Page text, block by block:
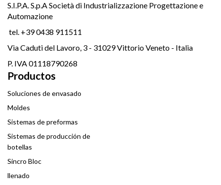
S.I.P.A. S.p.A Società di Industrializzazione Progettazione e
Automazione
tel. +39 0438 911511
Via Caduti del Lavoro, 3 - 31029 Vittorio Veneto - Italia
P. IVA 01118790268
Productos
Soluciones de envasado
Moldes
Sistemas de preformas
Sistemas de producción de
botellas
Sincro Bloc
llenado